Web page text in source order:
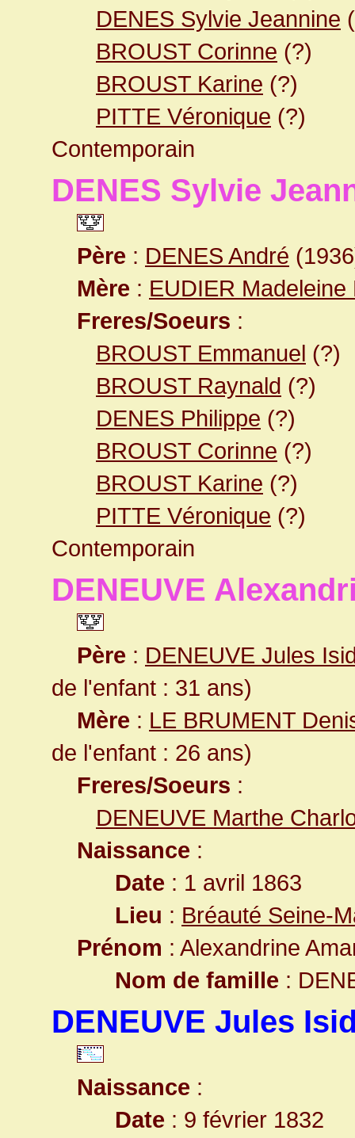
DENES Sylvie Jeannine
BROUST Corinne (?)
BROUST Karine (?)
PITTE Véronique (?)
Contemporain
DENES Sylvie
Père : DENES André
Mère : EUDIER Madeleine
Freres/Soeurs :
BROUST Emmanuel (?)
BROUST Raynald (?)
DENES Philippe (?)
BROUST Corinne (?)
BROUST Karine (?)
PITTE Véronique (?)
Contemporain
DENEUVE
Père : DENEUVE Jules
de l'enfant : 31 ans)
Mère : LE BRUMENT
de l'enfant : 26 ans)
Freres/Soeurs :
DENEUVE Marthe
Naissance :
Date : 1 avril 1863
Lieu : Bréauté Seine-
Prénom : Alexandrine
Nom de famille :
DENEUVE Jules
Naissance :
Date : 9 février 1832